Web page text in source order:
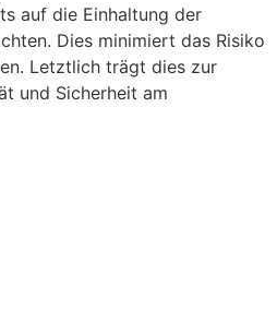
auf die Einhaltung der
Dies minimiert das Risiko
Letztlich trägt dies zur
und Sicherheit am